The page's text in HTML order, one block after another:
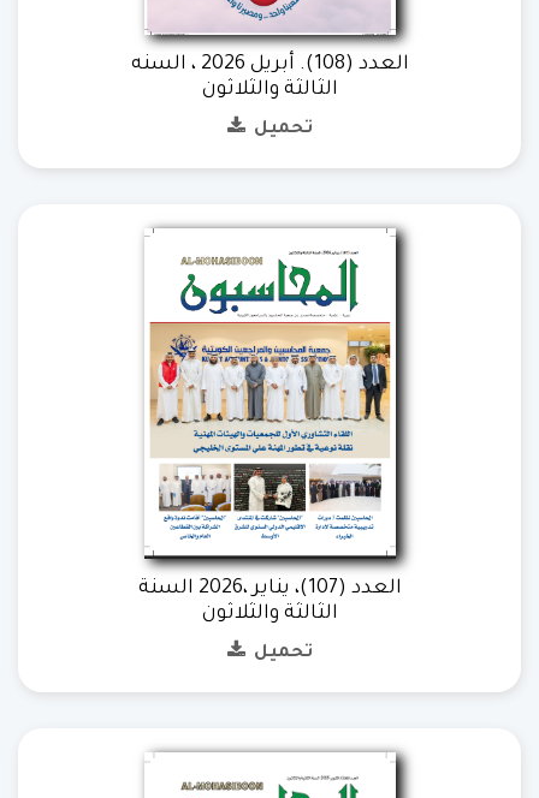
العدد (108). أبريل 2026 ، السنه
الثالثة والثلاثون
تحميل
العدد (107)، يناير ،2026 السنة
الثالثة والثلاثون
تحميل